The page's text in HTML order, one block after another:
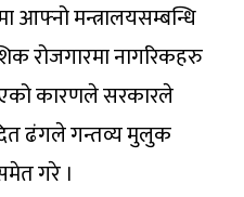
आफ्नो मन्त्रालयसम्बन्धि
रोजगारमा नागरिकहरु
कारणले सरकारले
ढंगले गन्तव्य मुलुक
गरे ।